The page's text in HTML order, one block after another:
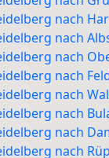
nach
nach
nach
nach
nach
nach
nach
nach